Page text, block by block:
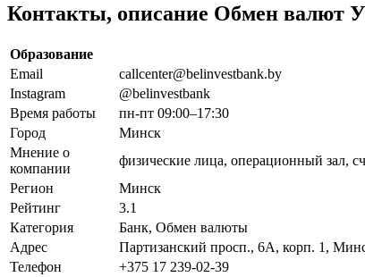
Контакты, описание Обмен валют
Образование
Email
callcenter@belinvestbank.by
Instagram
@belinvestbank
Время работы
пн-пт 09:00–17:30
Город
Минск
Мнение о
компании
физические лица, операционный зал,
Регион
Минск
Рейтинг
3.1
Категория
Банк, Обмен валюты
Адрес
Партизанский просп., 6А, корп. 1,
Телефон
+375 17 239-02-39